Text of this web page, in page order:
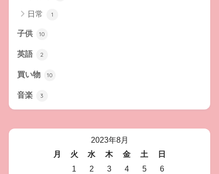
日常 1
子供 10
英語 2
買い物 10
音楽 3
2023年8月
月
火 水 木 金 土
日
1
2 3 4 5
6